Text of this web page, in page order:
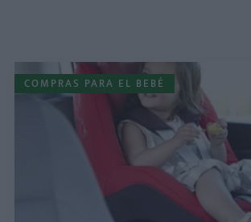
COMPRAS PARA EL BEBÉ